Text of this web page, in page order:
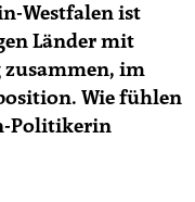
gewissen
gut bekommen ist.
Jungs hätte ich
können.“ Der
bis heute an.
Westfalen ist
Länder mit
im
Wie fühlen
Politikerin